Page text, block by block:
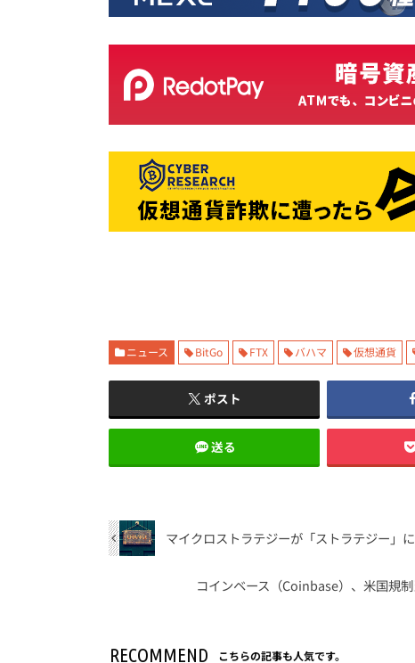
ニュース BitGo FTX バハマ 仮想通貨
ポスト
送る
マイクロストラテジーが「ストラテジー」
コインベース（Coinbase）、米国規
RECOMMEND こちらの記事も人気です。